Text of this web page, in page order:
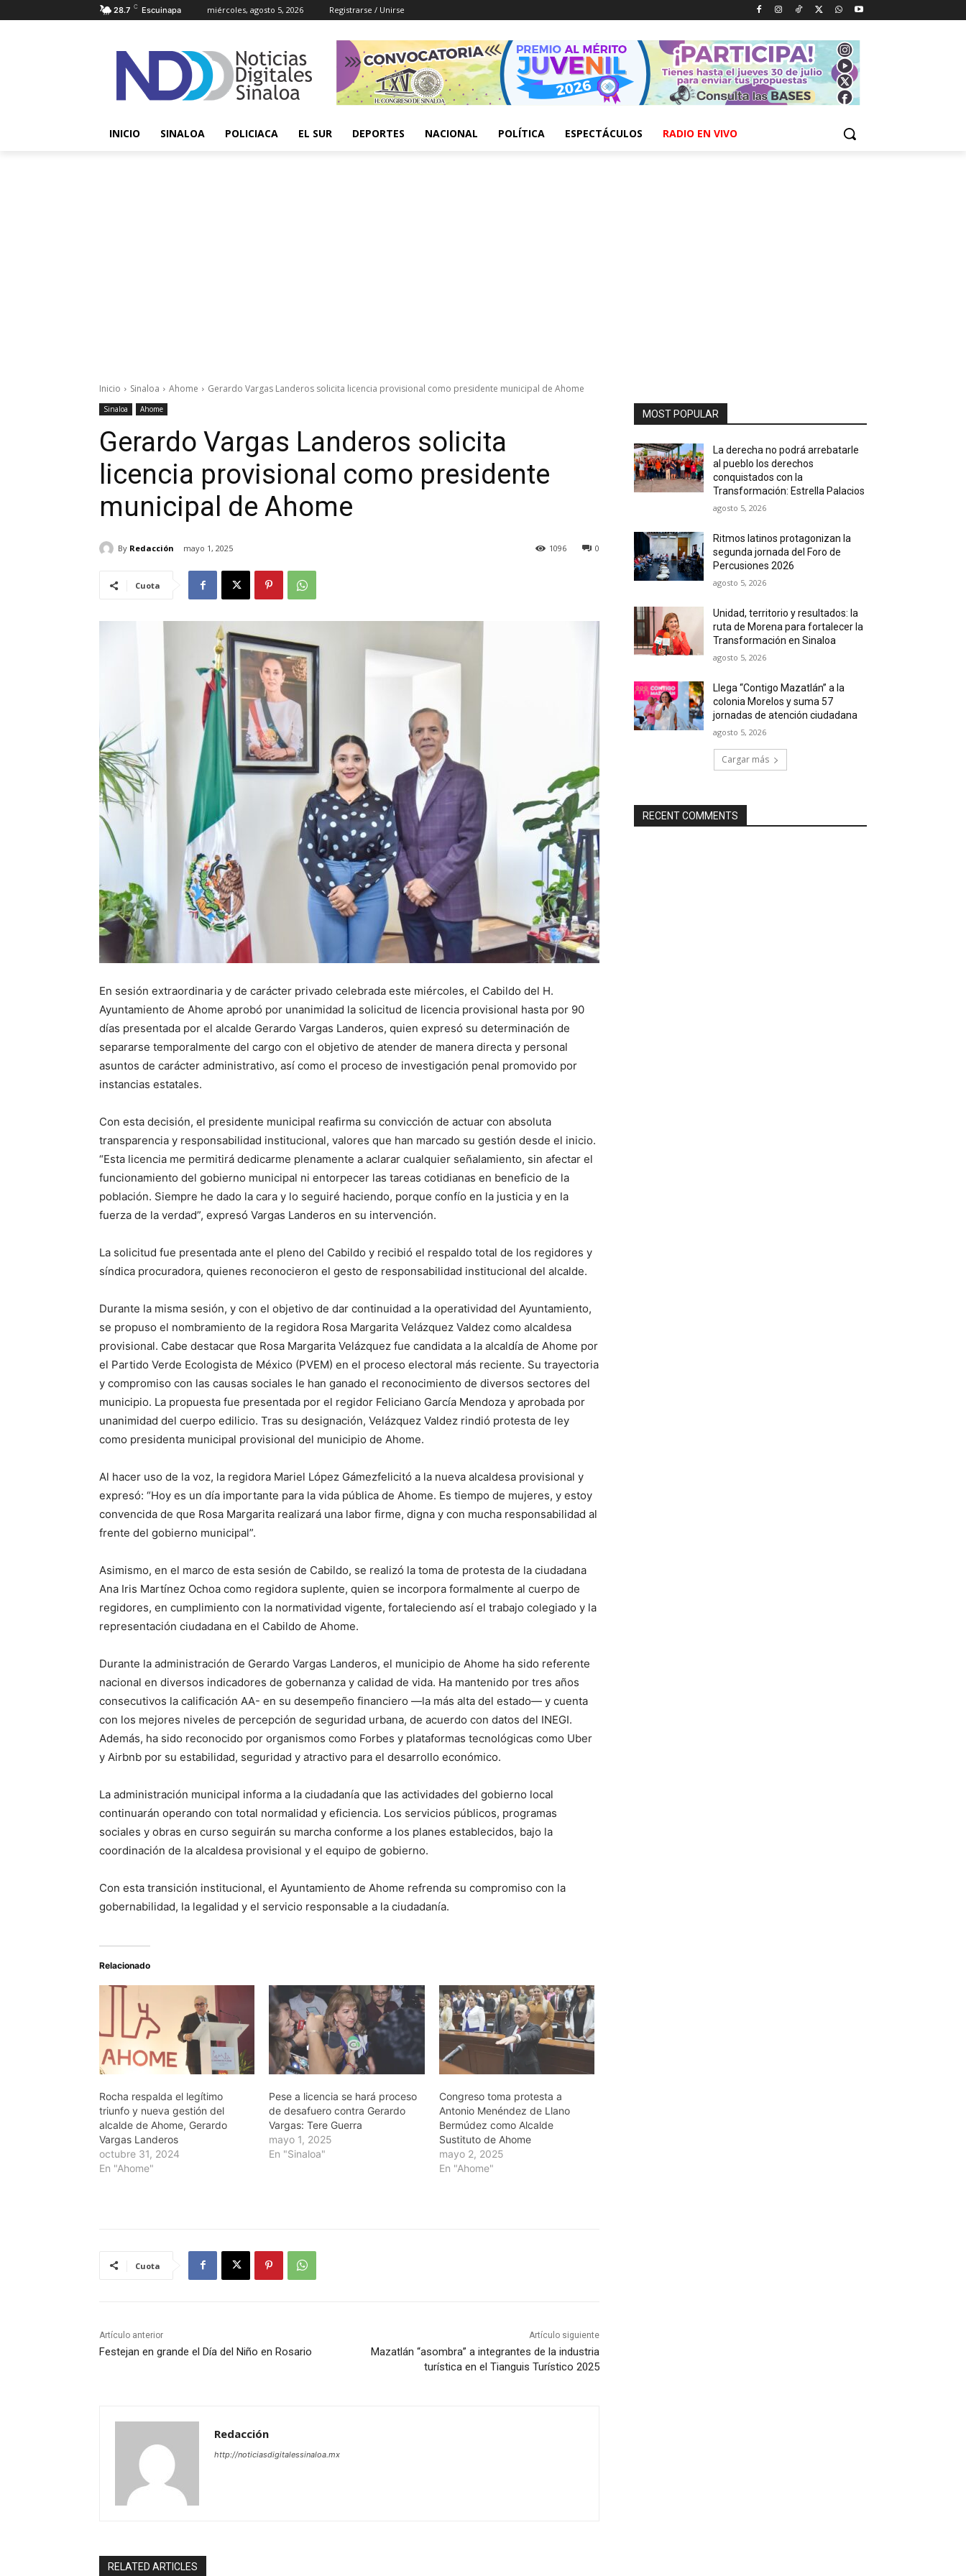
28.7 C Escuinapa miércoles, agosto 5, 2026 Registrarse / Unirse
INICIO SINALOA POLICIACA EL SUR DEPORTES NACIONAL POLÍTICA ESPECTÁCULOS RADIO EN VIVO
Inicio Sinaloa Ahome Gerardo Vargas Landeros solicita licencia provisional como presidente municipal de Ahome
Sinaloa Ahome
Gerardo Vargas Landeros solicita
licencia provisional como presidente
municipal de Ahome
By Redacción mayo 1, 2025 0
1096
Cuota
En sesión extraordinaria y de carácter privado celebrada este miércoles, el Cabildo del H.
Ayuntamiento de Ahome aprobó por unanimidad la solicitud de licencia provisional hasta por 90
días presentada por el alcalde Gerardo Vargas Landeros, quien expresó su determinación de
separarse temporalmente del cargo con el objetivo de atender de manera directa y personal
asuntos de carácter administrativo, así como el proceso de investigación penal promovido por
instancias estatales.
Con esta decisión, el presidente municipal reafirma su convicción de actuar con absoluta
transparencia y responsabilidad institucional, valores que han marcado su gestión desde el inicio.
“Esta licencia me permitirá dedicarme plenamente a aclarar cualquier señalamiento, sin afectar el
funcionamiento del gobierno municipal ni entorpecer las tareas cotidianas en beneficio de la
población. Siempre he dado la cara y lo seguiré haciendo, porque confío en la justicia y en la
fuerza de la verdad”, expresó Vargas Landeros en su intervención.
La solicitud fue presentada ante el pleno del Cabildo y recibió el respaldo total de los regidores y
síndica procuradora, quienes reconocieron el gesto de responsabilidad institucional del alcalde.
Durante la misma sesión, y con el objetivo de dar continuidad a la operatividad del Ayuntamiento,
se propuso el nombramiento de la regidora Rosa Margarita Velázquez Valdez como alcaldesa
provisional. Cabe destacar que Rosa Margarita Velázquez fue candidata a la alcaldía de Ahome por
el Partido Verde Ecologista de México (PVEM) en el proceso electoral más reciente. Su trayectoria
y compromiso con las causas sociales le han ganado el reconocimiento de diversos sectores del
municipio. La propuesta fue presentada por el regidor Feliciano García Mendoza y aprobada por
unanimidad del cuerpo edilicio. Tras su designación, Velázquez Valdez rindió protesta de ley
como presidenta municipal provisional del municipio de Ahome.
Al hacer uso de la voz, la regidora Mariel López Gámezfelicitó a la nueva alcaldesa provisional y
expresó: “Hoy es un día importante para la vida pública de Ahome. Es tiempo de mujeres, y estoy
convencida de que Rosa Margarita realizará una labor firme, digna y con mucha responsabilidad al
frente del gobierno municipal”.
Asimismo, en el marco de esta sesión de Cabildo, se realizó la toma de protesta de la ciudadana
Ana Iris Martínez Ochoa como regidora suplente, quien se incorpora formalmente al cuerpo de
regidores, en cumplimiento con la normatividad vigente, fortaleciendo así el trabajo colegiado y la
representación ciudadana en el Cabildo de Ahome.
Durante la administración de Gerardo Vargas Landeros, el municipio de Ahome ha sido referente
nacional en diversos indicadores de gobernanza y calidad de vida. Ha mantenido por tres años
consecutivos la calificación AA- en su desempeño financiero —la más alta del estado— y cuenta
con los mejores niveles de percepción de seguridad urbana, de acuerdo con datos del INEGI.
Además, ha sido reconocido por organismos como Forbes y plataformas tecnológicas como Uber
y Airbnb por su estabilidad, seguridad y atractivo para el desarrollo económico.
La administración municipal informa a la ciudadanía que las actividades del gobierno local
continuarán operando con total normalidad y eficiencia. Los servicios públicos, programas
sociales y obras en curso seguirán su marcha conforme a los planes establecidos, bajo la
coordinación de la alcaldesa provisional y el equipo de gobierno.
Con esta transición institucional, el Ayuntamiento de Ahome refrenda su compromiso con la
gobernabilidad, la legalidad y el servicio responsable a la ciudadanía.
Relacionado
Rocha respalda el legítimo
triunfo y nueva gestión del
alcalde de Ahome, Gerardo
Vargas Landeros
octubre 31, 2024
En "Ahome"
Pese a licencia se hará proceso
de desafuero contra Gerardo
Vargas: Tere Guerra
mayo 1, 2025
En "Sinaloa"
Congreso toma protesta a
Antonio Menéndez de Llano
Bermúdez como Alcalde
Sustituto de Ahome
mayo 2, 2025
En "Ahome"
Cuota
Artículo anterior
Festejan en grande el Día del Niño en Rosario
Artículo siguiente
Mazatlán “asombra” a integrantes de la industria
turística en el Tianguis Turístico 2025
Redacción
http://noticiasdigitalessinaloa.mx
RELATED ARTICLES
MOST POPULAR
La derecha no podrá arrebatarle
al pueblo los derechos
conquistados con la
Transformación: Estrella Palacios
agosto 5, 2026
Ritmos latinos protagonizan la
segunda jornada del Foro de
Percusiones 2026
agosto 5, 2026
Unidad, territorio y resultados: la
ruta de Morena para fortalecer la
Transformación en Sinaloa
agosto 5, 2026
Llega “Contigo Mazatlán” a la
colonia Morelos y suma 57
jornadas de atención ciudadana
agosto 5, 2026
Cargar más
RECENT COMMENTS